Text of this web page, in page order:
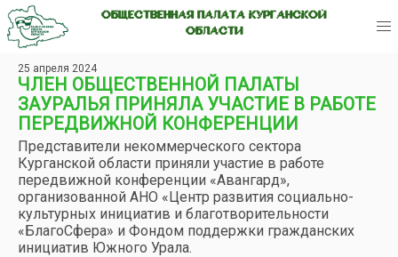
ОБЩЕСТВЕННАЯ ПАЛАТА КУРГАНСКОЙ
ОБЛАСТИ
25 апреля 2024
ЧЛЕН ОБЩЕСТВЕННОЙ ПАЛАТЫ
ЗАУРАЛЬЯ ПРИНЯЛА УЧАСТИЕ В РАБОТЕ
ПЕРЕДВИЖНОЙ КОНФЕРЕНЦИИ
Представители некоммерческого сектора
Курганской области приняли участие в работе
передвижной конференции «Авангард»,
организованной АНО «Центр развития социально-
культурных инициатив и благотворительности
«БлагоСфера» и Фондом поддержки гражданских
инициатив Южного Урала.